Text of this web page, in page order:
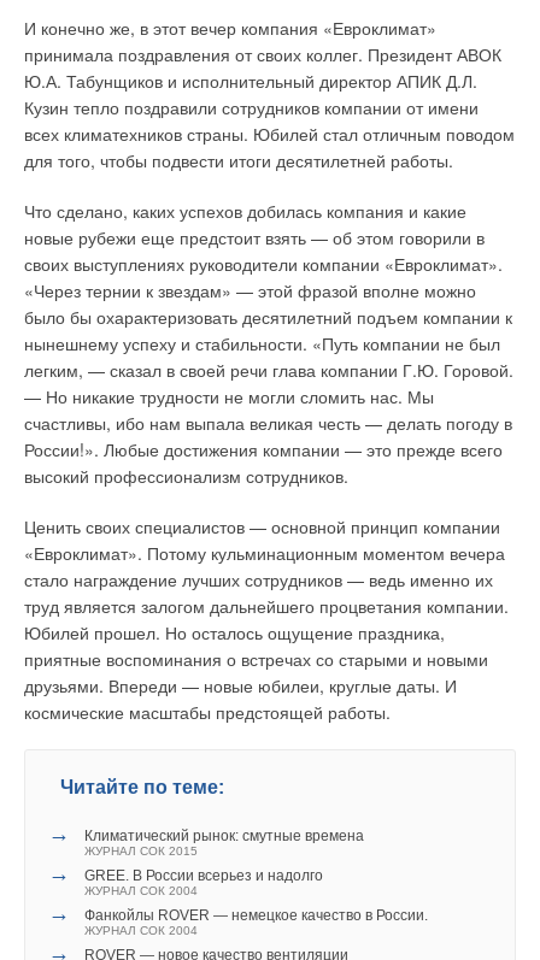
И конечно же, в этот вечер компания «Евроклимат»
принимала поздравления от своих коллег. Президент АВОК
Ю.А. Табунщиков и исполнительный директор АПИК Д.Л.
Кузин тепло поздравили сотрудников компании от имени
всех климатехников страны. Юбилей стал отличным поводом
для того, чтобы подвести итоги десятилетней работы.
Что сделано, каких успехов добилась компания и какие
новые рубежи еще предстоит взять — об этом говорили в
своих выступлениях руководители компании «Евроклимат».
«Через тернии к звездам» — этой фразой вполне можно
было бы охарактеризовать десятилетний подъем компании к
нынешнему успеху и стабильности. «Путь компании не был
легким, — сказал в своей речи глава компании Г.Ю. Горовой.
— Но никакие трудности не могли сломить нас. Мы
счастливы, ибо нам выпала великая честь — делать погоду в
России!». Любые достижения компании — это прежде всего
высокий профессионализм сотрудников.
Ценить своих специалистов — основной принцип компании
«Евроклимат». Потому кульминационным моментом вечера
стало награждение лучших сотрудников — ведь именно их
труд является залогом дальнейшего процветания компании.
Юбилей прошел. Но осталось ощущение праздника,
приятные воспоминания о встречах со старыми и новыми
друзьями. Впереди — новые юбилеи, круглые даты. И
космические масштабы предстоящей работы.
Читайте по теме:
→ Климатический рынок: смутные времена
ЖУРНАЛ СОК 2015
→ GREE. В России всерьез и надолго
ЖУРНАЛ СОК 2004
→ Фанкойлы ROVER — немецкое качество в России.
ЖУРНАЛ СОК 2004
→ ROVER — новое качество вентиляции
механизированных решеток в комплекте с винтовым
отжимным прессом удельные затраты на извлечение из
сточных вод 1 т отбросов снижаются по меньшей мере в 2
раза.
Канализационные механизированные решетки «ЭКОТОН» —
по эффективности и надежности работы лучшим
зарубежным аналогам.
В разработке учтен опыт многолетней эксплуатации
подобных устройств на многих очистных сооружениях,
использованы новейшие достижения в области
механической очистки сточных вод, высококачественные
материалы и конструкции. Сорозадерживающее полотно
ступенчатой решетки состоит из пакетов неподвижных и
подвижных пластин, выполненных в ступенчатой форме.
совершают плоскопараллельное вращение, перемещая
задержанные отбросы в область выгрузки. Фиксированный
размер прозоров обеспечивается прокладками с низким
коэффициентом трения.
Скорость работы решетки устанавливается блоком
электронного управления с датчиком уровня таким образом,
что на рабочей поверхности образуется слой загрязнений,
важнейших задач, стоящих перед предприятиями отрасли,
является экономичное и эффективное обезвоживание
осадков. НПФ «Экотон» совместно с НПО «ЛИТ» (Москва)
предлагает комплекс оборудования для обезвоживания
осадков на основе ленточных фильтр-прессов собственного
комплексонной обработки воды. Опыт Удмуртского
государственного университета.
эксплуатации систем вентиляции и кондиционирования
воздуха.
С одной стороны — Запад, с другой стороны — Китай.
Анализ российского рынка бытовых смесителей.
Семинар компании «Терморос»
Система кондиционирования как часть интеллектуального
здания.
Сопровождающий обогрев трубопроводов.
Торгово-развлекательный комплекс «Золотой Вавилон»:
взгляд изнутри.
Циркуляционные насосы WILO для систем отопления.
Что нужно знать при выборе электростанции
Энергосберегающая технология «Тепловое Зеркало»
BAXI. Продукция для мирового рынка.
СОК №6 | 2004
Рубрика Тэги Автор
Высокий уровень обслуживания клиентов